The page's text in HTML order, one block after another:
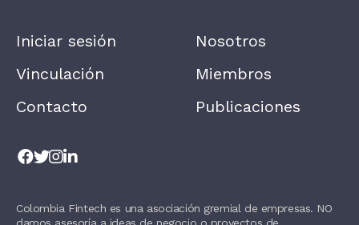
V
T
H
S
L
A
N
Iniciar sesión
Vinculación
Contacto
Nosotros
Miembros
Publicaciones
Colombia Fintech es una asociación gremial de empresas. NO